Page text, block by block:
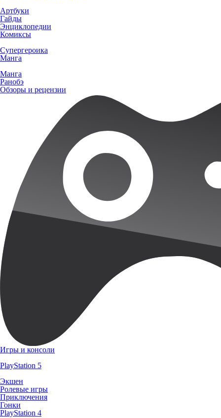
Артбуки
Гайды
Энциклопедии
Комиксы
Супергероика
Манга
Манга
Ранобэ
Обзоры и рецензии
Игры и консоли
PlayStation 5
Экшен
Ролевые игры
Приключения
Гонки
PlayStation 4